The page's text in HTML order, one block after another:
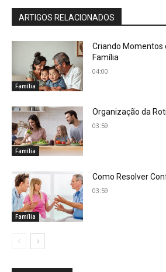
ARTIGOS RELACIONADOS
Família
Criando Momentos
Família
04:00
Família
Organização da
03:59
Família
Como Resolver
03:59